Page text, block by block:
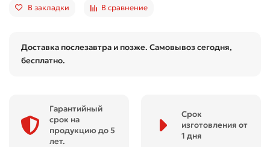
В закладки В сравнение
Доставка послезавтра и позже. Самовывоз сегодня,
бесплатно.
Гарантийный
срок на
продукцию до 5
лет.
Срок
изготовления от
1 дня